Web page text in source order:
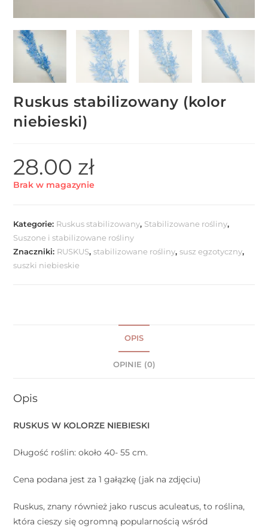
Ruskus stabilizowany (kolor
niebieski)
28.00 zł
Brak w magazynie
Kategorie: Ruskus stabilizowany, Stabilizowane rośliny,
Suszone i stabilizowane rośliny
Znaczniki: RUSKUS,stabilizowane rośliny,susz egzotyczny,
suszki niebieskie
OPIS
OPINIE (0)
Opis
RUSKUS W KOLORZE NIEBIESKI
Długość roślin: około 40- 55 cm.
Cena podana jest za 1 gałązkę (jak na zdjęciu)
Ruskus, znany również jako ruscus aculeatus, to roślina,
która cieszy się ogromną popularnością wśród